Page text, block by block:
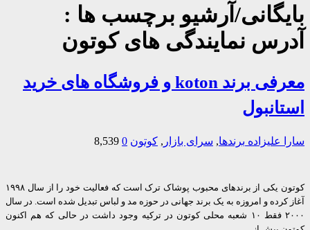
آرشیو برچسب ها :
نمایندگی های کوتون
معرفی برند koton و فروشگاه های خرید
علیزادهبرندها, سرای بازار ,کوتون 0
8,539
کوتون یکی از برندهای محبوب پوشاک ترک است که فعالیت خود را از سال ۱۹۹۸
کرده و امروزه به یک برند جهانی در حوزه مد و لباس تبدیل شده است. در سال
۲۰۰۰ فقط ۱۰ شعبه محلی کوتون در ترکیه وجود داشت در حالی که هم اکنون